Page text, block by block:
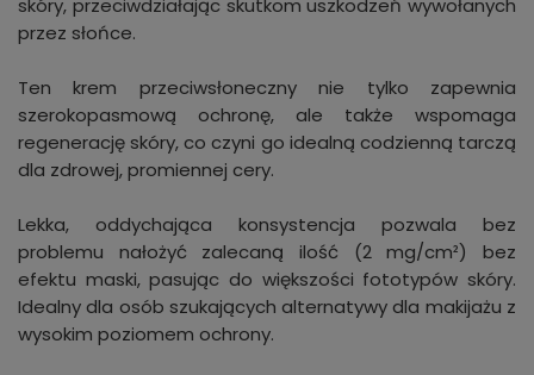
skóry, przeciwdziałając skutkom uszkodzeń wywołanych
przez słońce.
Ten krem przeciwsłoneczny nie tylko zapewnia
szerokopasmową ochronę, ale także wspomaga
regenerację skóry, co czyni go idealną codzienną tarczą
dla zdrowej, promiennej cery.
Lekka, oddychająca konsystencja pozwala bez
problemu nałożyć zalecaną ilość (2 mg/cm²) bez
efektu maski, pasując do większości fototypów skóry.
Idealny dla osób szukających alternatywy dla makijażu z
wysokim poziomem ochrony.